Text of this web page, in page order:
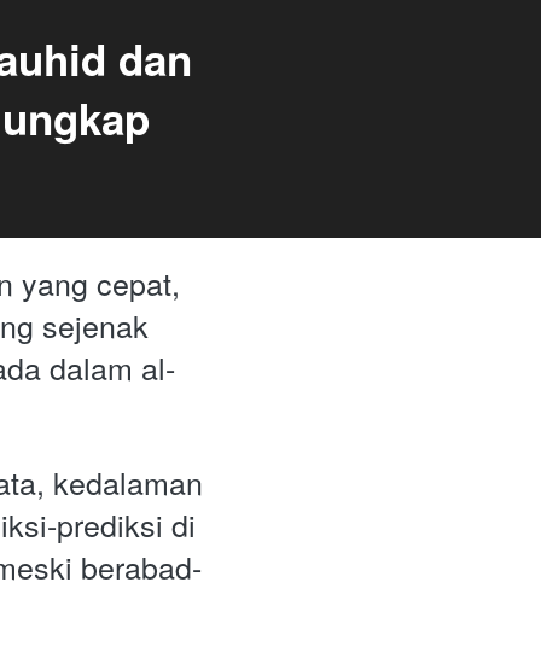
dan
yang cepat,
sejenak
dalam al-
kedalaman
prediksi di
berabad-